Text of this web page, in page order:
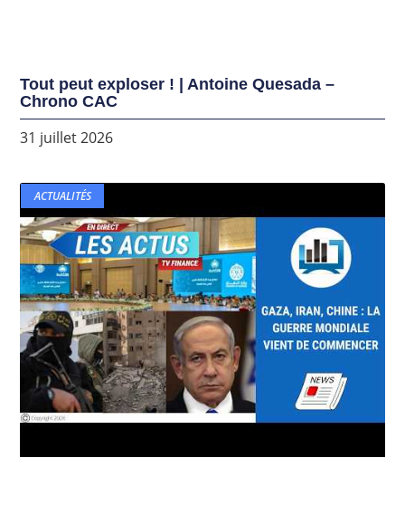
Tout peut exploser ! | Antoine Quesada –
Chrono CAC
31 juillet 2026
ACTUALITÉS